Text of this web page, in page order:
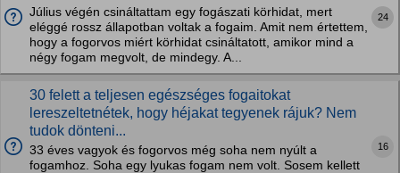
Július végén csináltattam egy fogászati körhidat, mert
eléggé rossz állapotban voltak a fogaim. Amit nem értettem,
hogy a fogorvos miért körhidat csináltatott, amikor mind a
négy fogam megvolt, de mindegy. A...
24
30 felett a teljesen egészséges fogaitokat
lereszeltetnétek, hogy héjakat tegyenek rájuk? Nem
tudok dönteni...
33 éves vagyok és fogorvos még soha nem nyúlt a
fogamhoz. Soha egy lyukas fogam nem volt. Sosem kellett
16